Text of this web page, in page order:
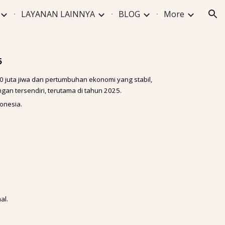
LAYANAN LAINNYA BLOG More
juta jiwa dan pertumbuhan ekonomi yang stabil,
tersendiri, terutama di tahun 2025.